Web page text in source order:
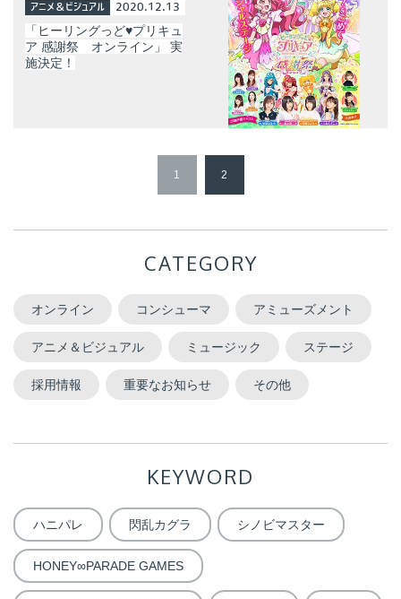
アニメ＆ビジュアル 2020.12.13
「ヒーリングっど♥プリキュ
ア 感謝祭 オンライン」 実
施決定！
1 2
CATEGORY
オンライン コンシューマ アミューズメント
アニメ＆ビジュアル ミュージック ステージ
採用情報 重要なお知らせ その他
KEYWORD
ハニパレ 閃乱カグラ シノビマスター
HONEY∞PARADE GAMES